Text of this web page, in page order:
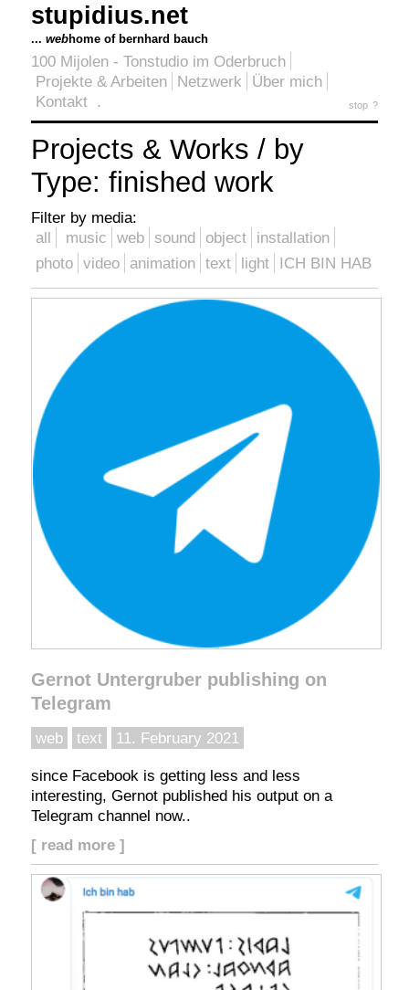
stupidius.net
... webhome of bernhard bauch
100 Mijolen - Tonstudio im Oderbruch
Projekte & Arbeiten
Netzwerk
Über mich
Kontakt . stop ?
Projects & Works / by
Type: finished work
Filter by media:
all
music web sound object
installation
photo video animation text light ICH BIN HAB
Gernot Untergruber publishing on
Telegram
web text 11. February 2021
since Facebook is getting less and less
interesting, Gernot published his output on a
Telegram channel now..
[ read more ]